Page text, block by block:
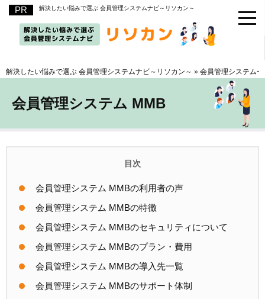
解決したい悩みで選ぶ 会員管理システムナビ～リソカン～
解決したい悩みで選ぶ 会員管理システムナビ～リソカン～ » 会員管理システム
会員管理システム MMB
会員管理システム MMBの利用者の声
会員管理システム MMBの特徴
会員管理システム MMBのセキュリティについて
会員管理システム MMBのプラン・費用
会員管理システム MMBの導入先一覧
会員管理システム MMBのサポート体制